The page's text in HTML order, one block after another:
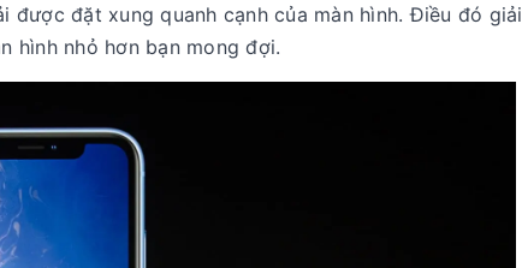
được đặt xung quanh cạnh của màn hình. Điều đó giải
hình nhỏ hơn bạn mong đợi.